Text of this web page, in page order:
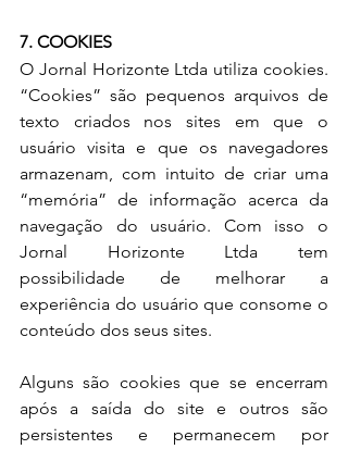
7. COOKIES
O Jornal Horizonte Ltda utiliza cookies.
“Cookies” são pequenos arquivos de
texto criados nos sites em que o
usuário visita e que os navegadores
armazenam, com intuito de criar uma
“memória” de informação acerca da
navegação do usuário. Com isso o
Jornal Horizonte Ltda tem
possibilidade de melhorar a
experiência do usuário que consome o
conteúdo dos seus sites.
Alguns são cookies que se encerram
após a saída do site e outros são
persistentes e permanecem por